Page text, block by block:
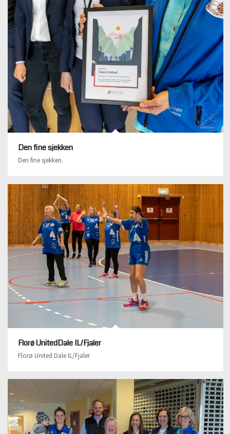
Den fine sjekken
Den fine sjekken.
Florø UnitedDale IL/Fjaler
Florø United Dale IL/Fjaler